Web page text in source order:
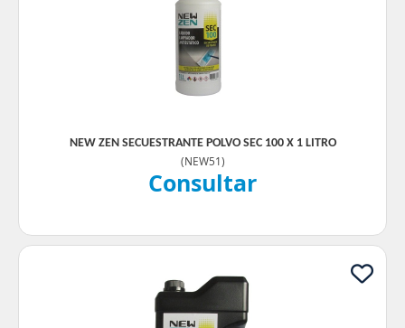
NEW ZEN SECUESTRANTE POLVO SEC 100 X 1 LITRO
(NEW51)
Consultar